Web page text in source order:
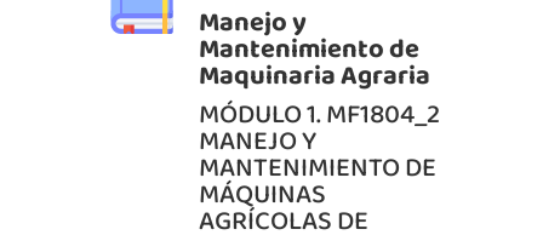
Manejo y
Mantenimiento de
Maquinaria Agraria
MÓDULO 1. MF1804_2
MANEJO Y
MANTENIMIENTO DE
MÁQUINAS
AGRÍCOLAS DE